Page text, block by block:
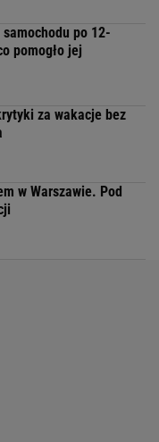
po 12-
pomogło jej
za wakacje bez
w Warszawie. Pod